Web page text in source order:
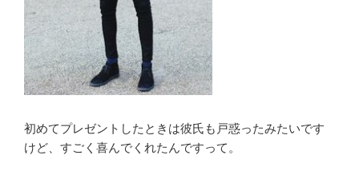
初めてプレゼントしたときは彼氏も戸惑ったみたいです
けど、すごく喜んでくれたんですって。